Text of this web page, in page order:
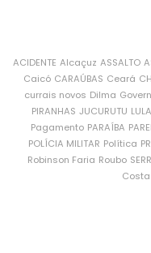
ACIDENTE Alcaçuz ASSALTO
Caicó CARAÚBAS Ceará
currais novos Dilma
PIRANHAS JUCURUTU LULA
Pagamento PARAÍBA
POLÍCIA MILITAR Política
Robinson Faria Roubo
Costa